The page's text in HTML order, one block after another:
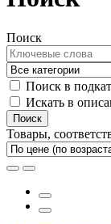
Поиск
Поиск в
Искать в
Товары,